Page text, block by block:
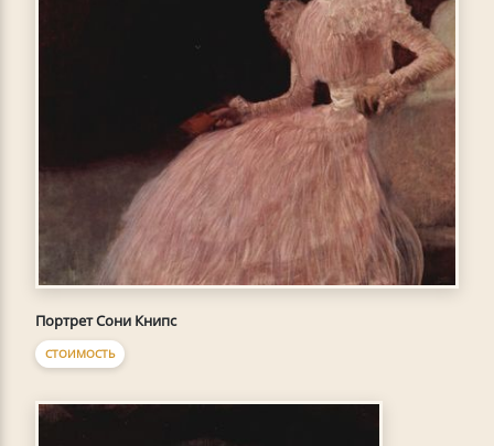
Портрет Сони Книпс
СТОИМОСТЬ